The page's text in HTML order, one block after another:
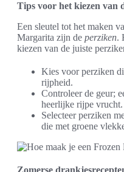
Tips voor het kiezen van
Een sleutel tot het maken
Margarita zijn de perziken.
kiezen van de juiste
Kies voor perziken
rijpheid.
Controleer de geur;
heerlijke rijpe vrucht.
Selecteer perziken
die met groene
Zomerse